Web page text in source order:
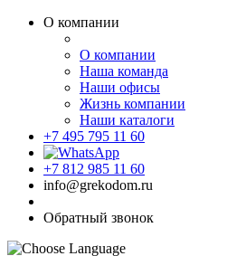
О компании
О компании
Наша команда
Наши офисы
Жизнь компании
Наши каталоги
+7 495 795 11 60
+7 812 985 11 60
info@grekodom.ru
Обратный звонок